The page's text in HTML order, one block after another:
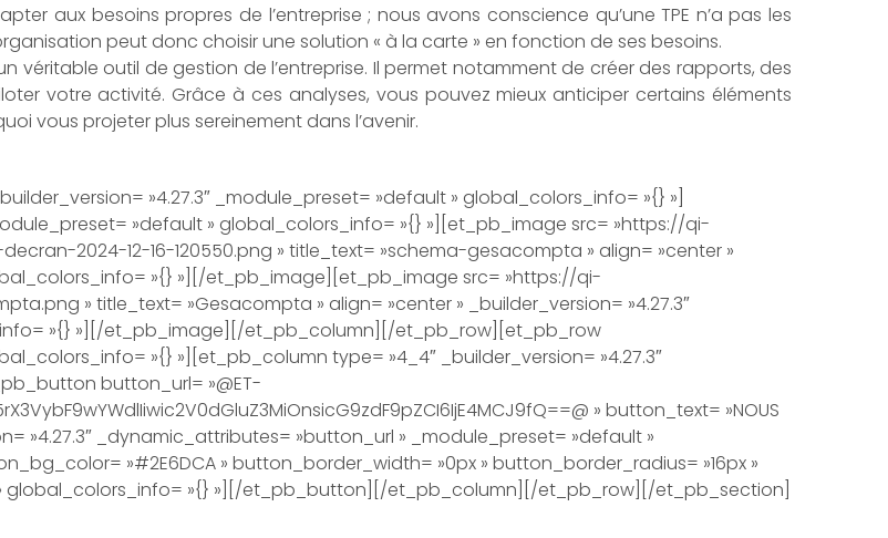
aux besoins propres de l’entreprise ; nous avons conscience qu’une TPE n’a pas les
peut donc choisir une solution « à la carte » en fonction de ses besoins.
un véritable outil de gestion de l’entreprise. Il permet notamment de créer des rapports, des
votre activité. Grâce à ces analyses, vous pouvez mieux anticiper certains éléments
vous projeter plus sereinement dans l’avenir.
»4.27.3″ _module_preset= »default » global_colors_info= »{} »]
»default » global_colors_info= »{} »][et_pb_image src= »https://qi-
2024-12-16-120550.png » title_text= »schema-gesacompta » align= »center »
»{} »][/et_pb_image][et_pb_image src= »https://qi-
» title_text= »Gesacompta » align= »center » _builder_version= »4.27.3″
»{} »][/et_pb_image][/et_pb_column][/et_pb_row][et_pb_row
»{} »][et_pb_column type= »4_4″ _builder_version= »4.27.3″
button_url= »@ET-
» button_text= »NOUS
»4.27.3″ _dynamic_attributes= »button_url » _module_preset= »default »
»#2E6DCA » button_border_width= »0px » button_border_radius= »16px »
global_colors_info= »{} »][/et_pb_button][/et_pb_column][/et_pb_row][/et_pb_section]